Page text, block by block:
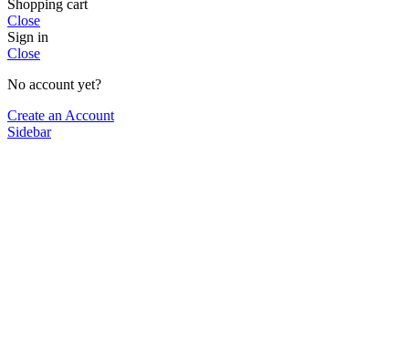
Shopping cart
Close
Sign in
Close
No account yet?
Create an Account
Sidebar